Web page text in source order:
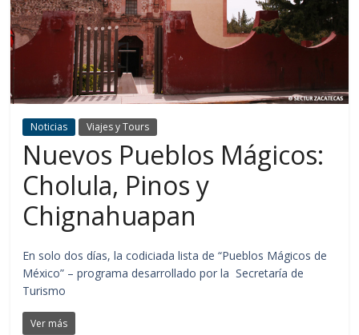
Noticias Viajes y Tours
Nuevos Pueblos Mágicos:
Cholula, Pinos y
Chignahuapan
En solo dos días, la codiciada lista de “Pueblos Mágicos de
México” – programa desarrollado por la Secretaría de
Turismo
Ver más